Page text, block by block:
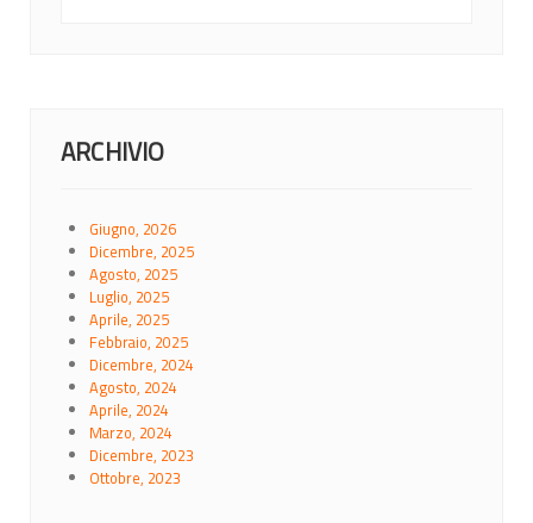
ARCHIVIO
Giugno, 2026
Dicembre, 2025
Agosto, 2025
Luglio, 2025
Aprile, 2025
Febbraio, 2025
Dicembre, 2024
Agosto, 2024
Aprile, 2024
Marzo, 2024
Dicembre, 2023
Ottobre, 2023